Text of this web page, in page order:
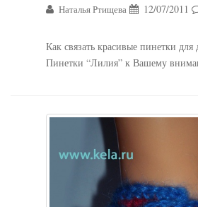
Наталья Ртищева 12/07/2011
Как связать красивые пинетки для
Пинетки “Лилия” к Вашему